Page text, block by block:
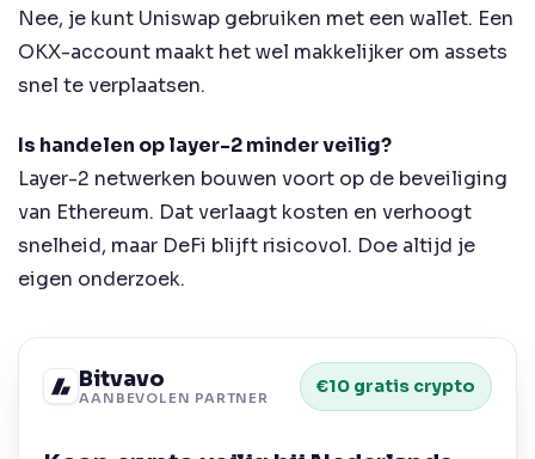
Nee, je kunt Uniswap gebruiken met een wallet. Een
OKX-account maakt het wel makkelijker om assets
snel te verplaatsen.
Is handelen op layer-2 minder veilig?
Layer-2 netwerken bouwen voort op de beveiliging
van Ethereum. Dat verlaagt kosten en verhoogt
snelheid, maar DeFi blijft risicovol. Doe altijd je
eigen onderzoek.
Bitvavo
AANBEVOLEN PARTNER
€10 gratis crypto